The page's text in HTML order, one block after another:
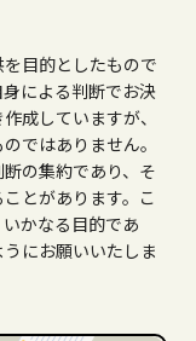
目的としたもので
による判断でお決
成していますが、
ではありません。
の集約であり、そ
とがあります。こ
かなる目的であ
にお願いいたしま